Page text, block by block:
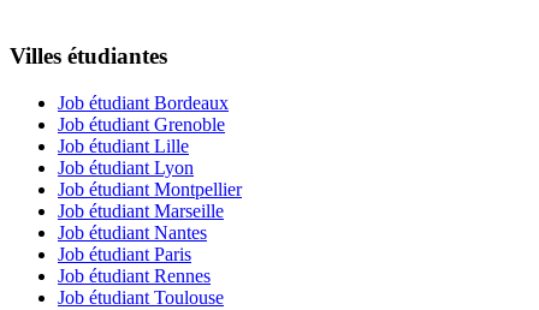
Villes étudiantes
Job étudiant Bordeaux
Job étudiant Grenoble
Job étudiant Lille
Job étudiant Lyon
Job étudiant Montpellier
Job étudiant Marseille
Job étudiant Nantes
Job étudiant Paris
Job étudiant Rennes
Job étudiant Toulouse